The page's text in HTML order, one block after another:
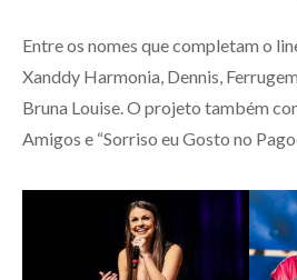
Entre os nomes que completam o
Xanddy Harmonia, Dennis,
Bruna Louise. O projeto também
Amigos e “Sorriso eu Gosto no